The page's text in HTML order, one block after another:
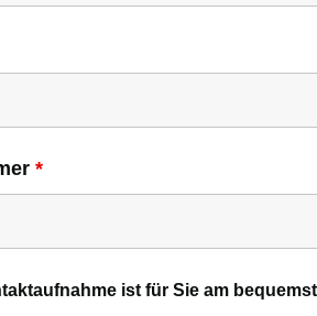
*
ist für Sie am